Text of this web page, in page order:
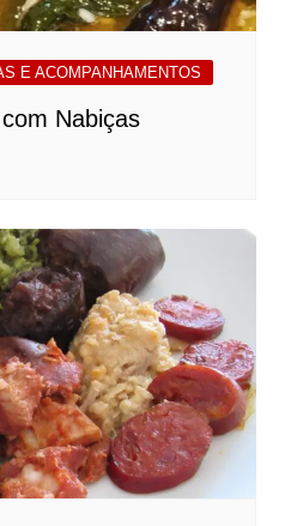
E ACOMPANHAMENTOS
Nabiças